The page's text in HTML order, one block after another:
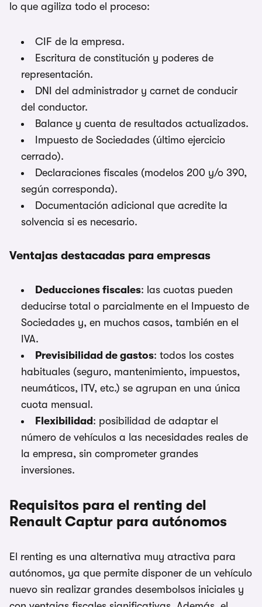
lo que agiliza todo el proceso:
CIF de la empresa.
Escritura de constitución y poderes de
representación.
DNI del administrador y carnet de conducir
del conductor.
Balance y cuenta de resultados actualizados.
Impuesto de Sociedades (último ejercicio
cerrado).
Declaraciones fiscales (modelos 200 y/o 390,
según corresponda).
Documentación adicional que acredite la
solvencia si es necesario.
Ventajas destacadas para empresas
Deducciones fiscales: las cuotas pueden
deducirse total o parcialmente en el Impuesto de
Sociedades y, en muchos casos, también en el
IVA.
Previsibilidad de gastos: todos los costes
habituales (seguro, mantenimiento, impuestos,
neumáticos, ITV, etc.) se agrupan en una única
cuota mensual.
Flexibilidad : posibilidad de adaptar el
número de vehículos a las necesidades reales de
la empresa, sin comprometer grandes
inversiones.
Requisitos para el renting del
Renault Captur para autónomos
El renting es una alternativa muy atractiva para
autónomos, ya que permite disponer de un vehículo
nuevo sin realizar grandes desembolsos iniciales y